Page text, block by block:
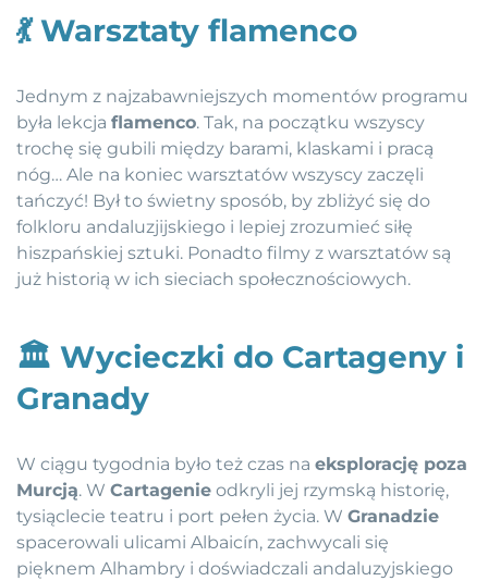
💃Warsztaty flamenco
Jednym z najzabawniejszych momentów programu
była lekcja flamenco. Tak, na początku wszyscy
trochę się gubili między barami, klaskami i pracą
nóg… Ale na koniec warsztatów wszyscy zaczęli
tańczyć! Był to świetny sposób, by zbliżyć się do
folkloru andaluzjijskiego i lepiej zrozumieć siłę
hiszpańskiej sztuki. Ponadto filmy z warsztatów są
już historią w ich sieciach społecznościowych.
🏛️ Wycieczki do Cartageny i
Granady
W ciągu tygodnia było też czas na eksplorację poza
Murcją. W Cartagenie odkryli jej rzymską historię,
tysiąclecie teatru i port pełen życia. W Granadzie
spacerowali ulicami Albaicín, zachwycali się
pięknem Alhambry i doświadczali andaluzyjskiego